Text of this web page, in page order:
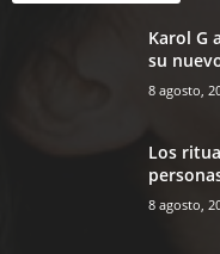
Karol G
su
8 agosto,
Los
8 agosto,